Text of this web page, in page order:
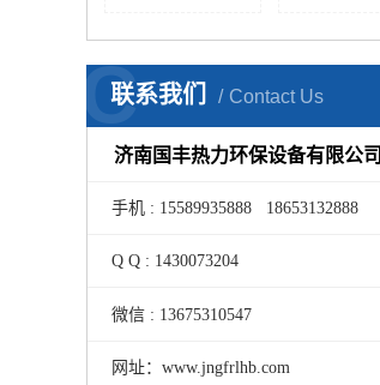
联系我们 Contact Us
C
济南国丰热力环保设备有限公司
手机 : 15589935888 18653132888
Q Q : 1430073204
微信 : 13675310547
网址：www.jngfrlhb.com